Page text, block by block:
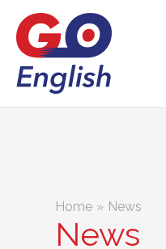
content
Home News
News